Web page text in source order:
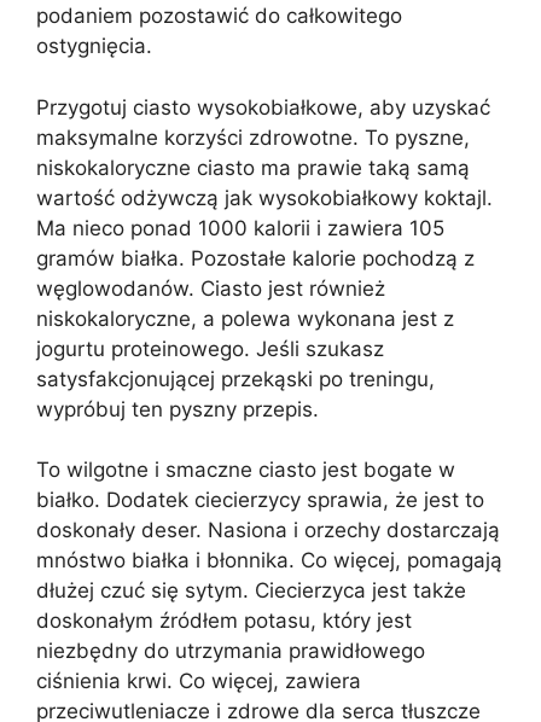
podaniem pozostawić do całkowitego
ostygnięcia.
Przygotuj ciasto wysokobiałkowe, aby uzyskać
maksymalne korzyści zdrowotne. To pyszne,
niskokaloryczne ciasto ma prawie taką samą
wartość odżywczą jak wysokobiałkowy koktajl.
Ma nieco ponad 1000 kalorii i zawiera 105
gramów białka. Pozostałe kalorie pochodzą z
węglowodanów. Ciasto jest również
niskokaloryczne, a polewa wykonana jest z
jogurtu proteinowego. Jeśli szukasz
satysfakcjonującej przekąski po treningu,
wypróbuj ten pyszny przepis.
To wilgotne i smaczne ciasto jest bogate w
białko. Dodatek ciecierzycy sprawia, że jest to
doskonały deser. Nasiona i orzechy dostarczają
mnóstwo białka i błonnika. Co więcej, pomagają
dłużej czuć się sytym. Ciecierzyca jest także
doskonałym źródłem potasu, który jest
niezbędny do utrzymania prawidłowego
ciśnienia krwi. Co więcej, zawiera
przeciwutleniacze i zdrowe dla serca tłuszcze